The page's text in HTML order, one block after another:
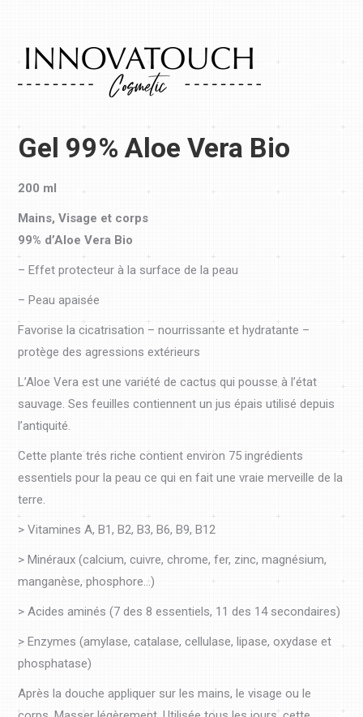
Gel 99% Aloe Vera Bio
200 ml
Mains, Visage et corps
99% d’Aloe Vera Bio
– Effet protecteur à la surface de la peau
– Peau apaisée
Favorise la cicatrisation – nourrissante et hydratante –
protège des agressions extérieurs
L’Aloe Vera est une variété de cactus qui pousse à l’état
sauvage. Ses feuilles contiennent un jus épais utilisé depuis
l’antiquité.
Cette plante trés riche contient environ 75 ingrédients
essentiels pour la peau ce qui en fait une vraie merveille de la
terre.
> Vitamines A, B1, B2, B3, B6, B9, B12
> Minéraux (calcium, cuivre, chrome, fer, zinc, magnésium,
manganèse, phosphore…)
> Acides aminés (7 des 8 essentiels, 11 des 14 secondaires)
> Enzymes (amylase, catalase, cellulase, lipase, oxydase et
phosphatase)
Après la douche appliquer sur les mains, le visage ou le